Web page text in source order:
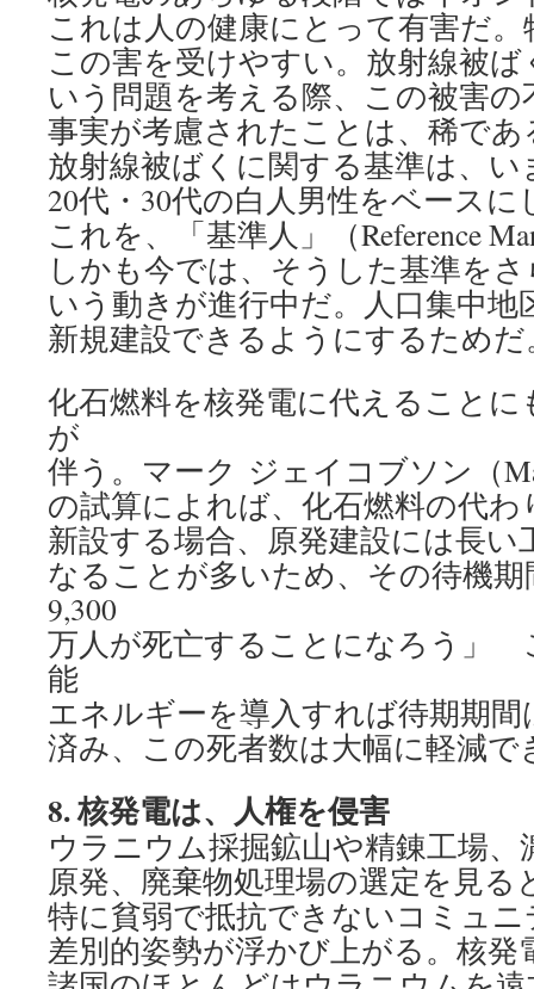
これは人の健康にとって有害だ
この害を受けやすい。放射線被
いう問題を考える際、この被害
事実が考慮されたことは、稀で
放射線被ばくに関する基準は、い
20代・30代の白人男性をベースに
これを、「基準人」（Reference
しかも今では、そうした基準を
いう動きが進行中だ。人口集中地
新規建設できるようにするためだ
化石燃料を核発電に代えることに
が
伴う。マーク ジェイコブソン（
の試算によれば、化石燃料の代わ
新設する場合、原発建設には長い
なることが多いため、その待機
9,300
万人が死亡することになろう」
能
エネルギーを導入すれば待期期
済み、この死者数は大幅に軽減で
8.核発電は、人権を侵害
ウラニウム採掘鉱山や精錬工場、
原発、廃棄物処理場の選定を見る
特に貧弱で抵抗できないコミュ
差別的姿勢が浮かび上がる。核発